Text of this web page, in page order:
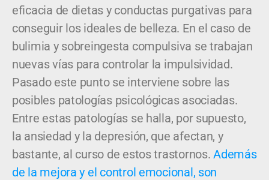
eficacia de dietas y conductas purgativas para
conseguir los ideales de belleza. En el caso de
bulimia y sobreingesta compulsiva se trabajan
nuevas vías para controlar la impulsividad.
Pasado este punto se interviene sobre las
posibles patologías psicológicas asociadas.
Entre estas patologías se halla, por supuesto,
la ansiedad y la depresión, que afectan, y
bastante, al curso de estos trastornos.Además
de la mejora y el control emocional, son